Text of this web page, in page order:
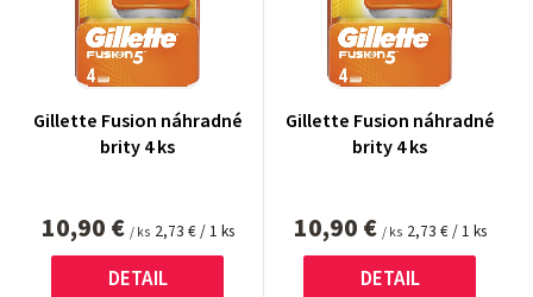
Gillette Fusion náhradné
brity 4 ks
10,90 € / ks Jednotková
cena:
2,73 € / 1 ks
DETAIL
Gillette Fusion náhradné
brity 4 ks
10,90 € / ks Jednotková
cena:
2,73 € / 1 ks
DETAIL